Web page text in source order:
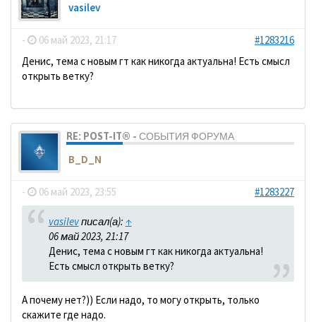
vasilev
- 06 май 2023, 21:17
#1283216
Денис, тема с новым гт как никогда актуальна! Есть смысл
открыть ветку?
RE: POST-IT® - СОБЫТИЯ ФОРУМА
B_D_N
- 06 май 2023, 23:55 #1283227
vasilevписал(а): ↑
06 май 2023, 21:17
Денис, тема с новым гт как никогда актуальна!
Есть смысл открыть ветку?
А почему нет?)) Если надо, то могу открыть, только
скажите где надо.